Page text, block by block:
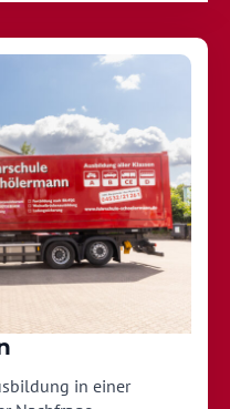
in einer